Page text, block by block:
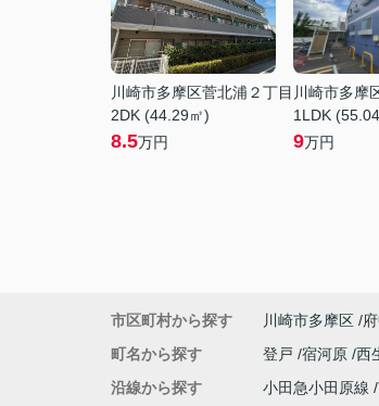
川崎市多摩区菅北浦２丁目
2DK (44.29㎡)
8.5万円
川崎市多摩
1LDK
9万円
市区町村から探す 川崎市多摩区
町名から探す
登戸 宿河原 西
沿線から探す
小田急小田原線